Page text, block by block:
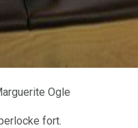
Ogle
fort.